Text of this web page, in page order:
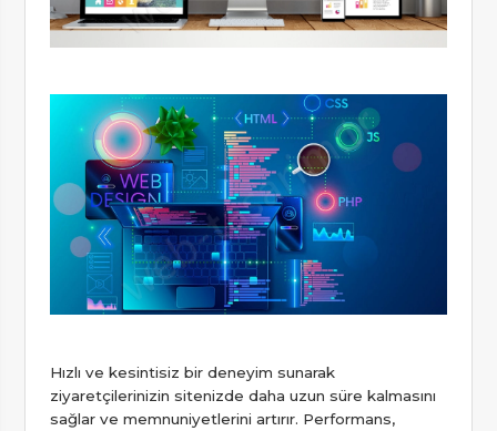
Hızlı ve kesintisiz bir deneyim sunarak
ziyaretçilerinizin sitenizde daha uzun süre kalmasını
sağlar ve memnuniyetlerini artırır. Performans,